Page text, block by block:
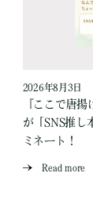
2026年8月3日
『ここで唐揚
が「SNS推し
ミネート！
Read more